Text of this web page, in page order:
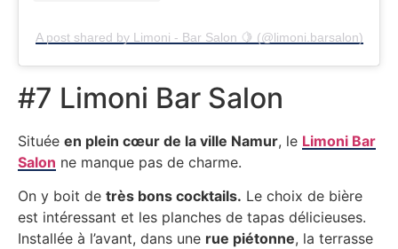
#7 Limoni Bar Salon
Située en plein cœur de la ville Namur, le Limoni Bar
Salon ne manque pas de charme.
On y boit de très bons cocktails. Le choix de bière
est intéressant et les planches de tapas délicieuses.
Installée à l’avant, dans une rue piétonne, la terrasse
A post shared by Limoni - Bar Salon 🍋 (@limoni.barsalon)